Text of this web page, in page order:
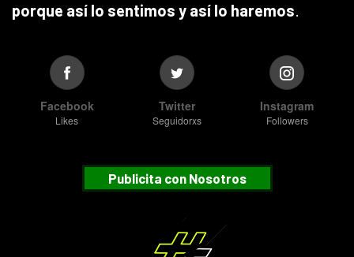
porque así lo sentimos y así lo haremos.
Facebook
Likes
Twitter
Seguidorxs
Instagram
Followers
Publicita con Nosotros